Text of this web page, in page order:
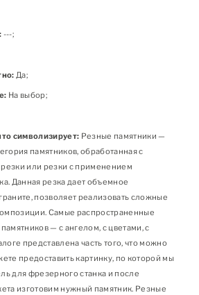
---;
Да;
На выбор;
символизирует: Резные памятники —
памятников, обработанная с
или резки с применением
Данная резка дает объемное
позволяет реализовать сложные
Самые распространенные
— с ангелом, с цветами, с
представлена часть того, что можно
предоставить картинку, по которой мы
для фрезерного станка и после
изготовим нужный памятник. Резные